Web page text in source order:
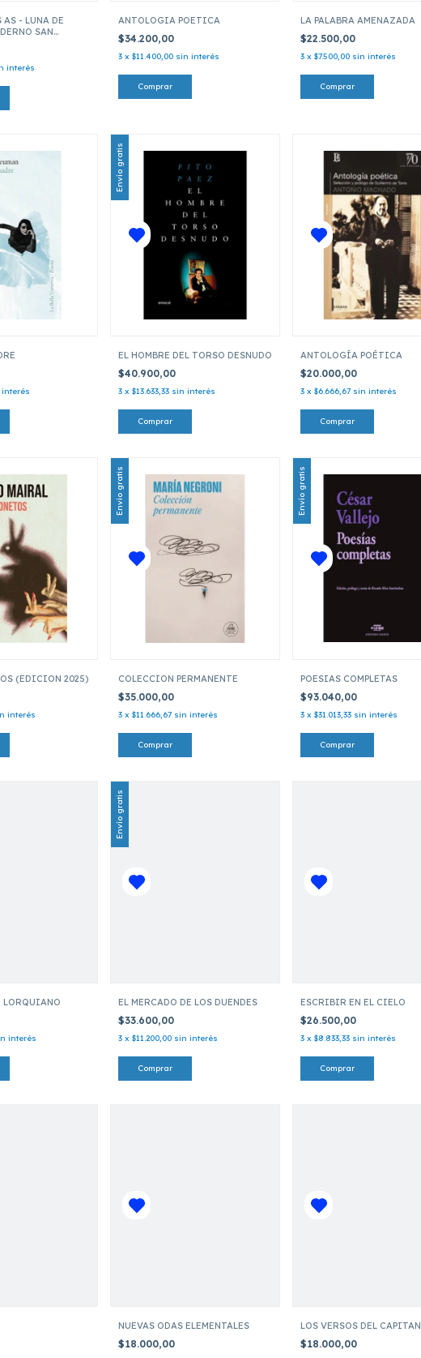
AS - LUNA DE
SAN
interés
ANTOLOGIA POETICA
$34.200,00
3 x $11.400,00 sin interés
LA PALABRA AMENAZADA
$22.500,00
3 x $7.500,00 sin interés
Envío gratis
EL HOMBRE DEL TORSO DESNUDO
$40.900,00
3 x $13.633,33 sin interés
ANTOLOGÍA POÉTICA
$20.000,00
3 x $6.666,67 sin interés
(EDICION 2025)
interés
Envío gratis
COLECCION PERMANENTE
$35.000,00
3 x $11.666,67 sin interés
Envío gratis
POESIAS COMPLETAS
$93.040,00
3 x $31.013,33 sin interés
LORQUIANO
interés
Envío gratis
EL MERCADO DE LOS DUENDES
$33.600,00
3 x $11.200,00 sin interés
ESCRIBIR EN EL CIELO
$26.500,00
3 x $8.833,33 sin interés
NUEVAS ODAS ELEMENTALES
$18.000,00
LOS VERSOS DEL CAPITAN
$18.000,00